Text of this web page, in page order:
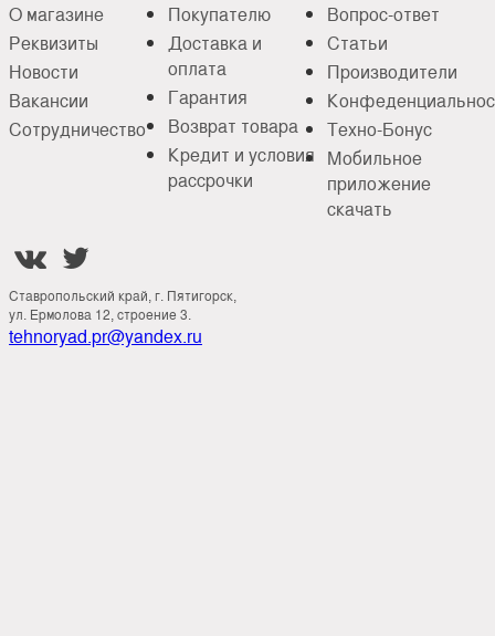
О магазине
Реквизиты
Новости
Вакансии
Сотрудничество
Покупателю
Доставка и
оплата
Гарантия
Возврат товара
Кредит и условия
рассрочки
Вопрос-ответ
Статьи
Производители
Техно-Бонус
Мобильное
приложение
скачать
 
Ставропольский край, г. Пятигорск,
ул. Ермолова 12, строение 3.
tehnoryad.pr@yandex.ru